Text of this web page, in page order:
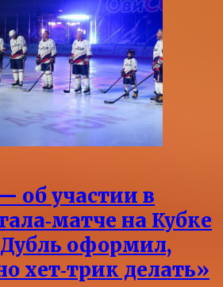
об участии в
на Кубке
оформил,
хет‑трик делать»